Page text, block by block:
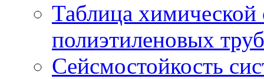
Таблица химической
полиэтиленовых труб
Сейсмостойкость